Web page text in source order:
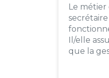
Le métier
Il/elle
que la